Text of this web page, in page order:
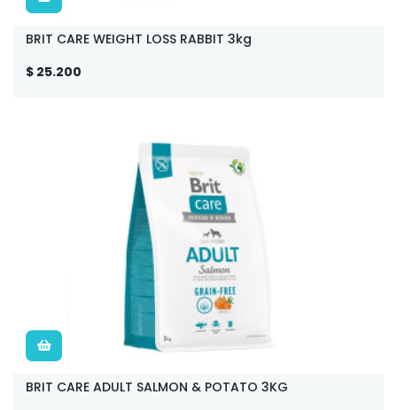
BRIT CARE WEIGHT LOSS RABBIT 3kg
$ 25.200
BRIT CARE ADULT SALMON & POTATO 3KG